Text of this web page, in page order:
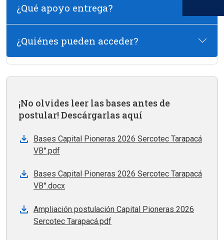
¿Qué apoyo entrega?
¿Quiénes pueden acceder?
¡No olvides leer las bases antes de
postular! Descárgarlas aquí
Bases Capital Pioneras 2026 Sercotec Tarapacá
VB°.pdf
Bases Capital Pioneras 2026 Sercotec Tarapacá
VB°.docx
Ampliación postulación Capital Pioneras 2026
Sercotec Tarapacá.pdf